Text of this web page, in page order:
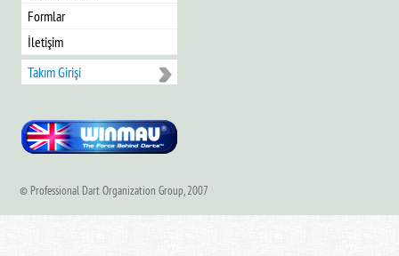
Formlar
İletişim
Takım Girişi
© Professional Dart Organization Group, 2007